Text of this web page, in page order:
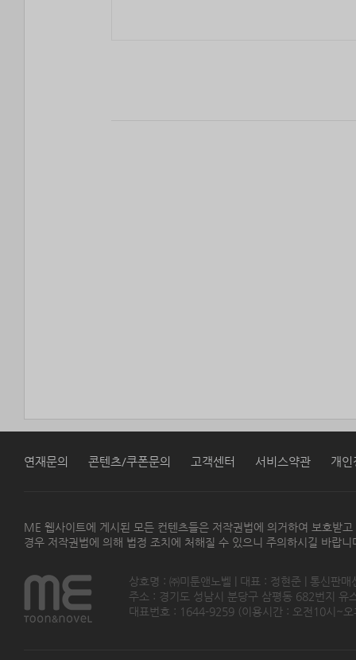
연재문의 콘텐츠/쿠폰문의 고객센터 서비스약관 개인
ME 웹사이트에 게시된 모든 컨텐츠들은 저작권법에 의거하여 보호받
경우 저작권법에 의해 법정 조치에 처해질 수 있으니 주의하시길 바랍니
상호명 : ㈜미툰앤노벨 | 대표 : 정현준 | 통신판
주소 : 경기도 성남시 분당구 삼평동 682번지
대표번호 : 1644-9259 (이용시간 : 오전10시~